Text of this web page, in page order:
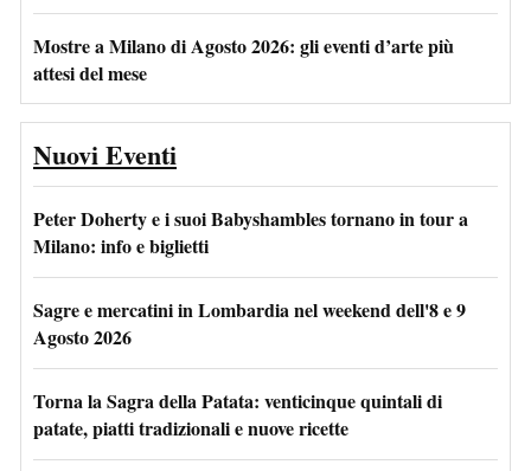
Mostre a Milano di Agosto 2026: gli eventi d’arte più
attesi del mese
Nuovi Eventi
Peter Doherty e i suoi Babyshambles tornano in tour a
Milano: info e biglietti
Sagre e mercatini in Lombardia nel weekend dell'8 e 9
Agosto 2026
Torna la Sagra della Patata: venticinque quintali di
patate, piatti tradizionali e nuove ricette